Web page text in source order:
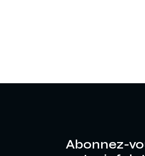
Abonnez-